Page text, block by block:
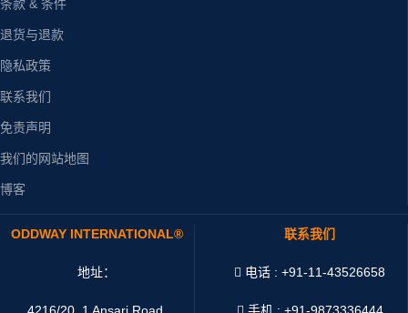
条款 & 条件
退货与退款
隐私政策
联系我们
免责声明
我们的网站地图
博客
ODDWAY INTERNATIONAL®
地址：
4216/20, 1 Ansari Road,
联系我们
电话 : +91-11-43526658
手机 : +91-9873336444